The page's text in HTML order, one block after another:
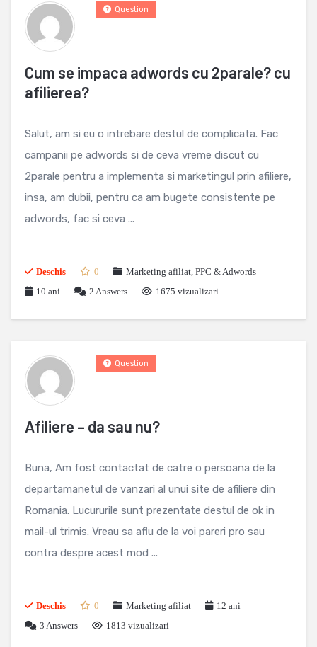
Cum se impaca adwords cu 2parale? cu
afilierea?
Question
Salut, am si eu o intrebare destul de complicata. Fac
campanii pe adwords si de ceva vreme discut cu
2parale pentru a implementa si marketingul prin afiliere,
insa, am dubii, pentru ca am bugete consistente pe
adwords, fac si ceva ...
Deschis 0 Marketing afiliat, PPC & Adwords
10 ani
2 Answers 1675 vizualizari
Afiliere – da sau nu?
Question
Buna, Am fost contactat de catre o persoana de la
departamanetul de vanzari al unui site de afiliere din
Romania. Lucururile sunt prezentate destul de ok in
mail-ul trimis. Vreau sa aflu de la voi pareri pro sau
contra despre acest mod ...
Deschis 0 Marketing afiliat
12 ani
3 Answers 1813 vizualizari